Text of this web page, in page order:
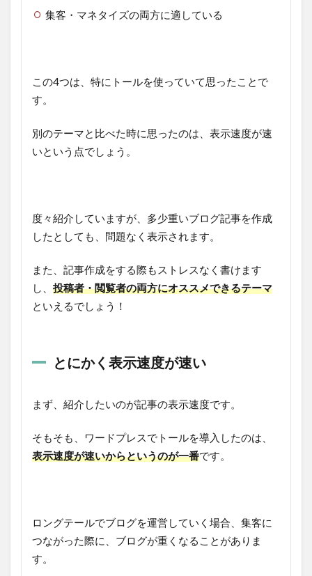
集客・マネタイズの両方に適している
この4つは、特にトールを使っていて思ったことで
す。
別のテーマと比べた時に思ったのは、表示速度が速
いという点でしょう。
度々紹介していますが、多少重いブログ記事を作成
したとしても、問題なく表示されます。
また、記事作成をする際もストレスなく書けます
し、 投稿者・閲覧者の両方にオススメできるテーマ
といえるでしょう！
とにかく表示速度が速い
まず、紹介したいのが記事の表示速度です。
そもそも、ワードプレスでトールを導入したのは、
表示速度が速いからというのが一番です。
ロングテールでブログを運営していく場合、集客に
つながった際に、ブログが重くなることがありま
す。